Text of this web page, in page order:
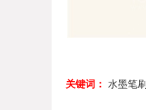
关键词： 水墨笔刷